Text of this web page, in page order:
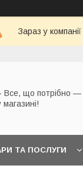
Зараз у
Все, що потрібно —
ТА ПОСЛУГИ